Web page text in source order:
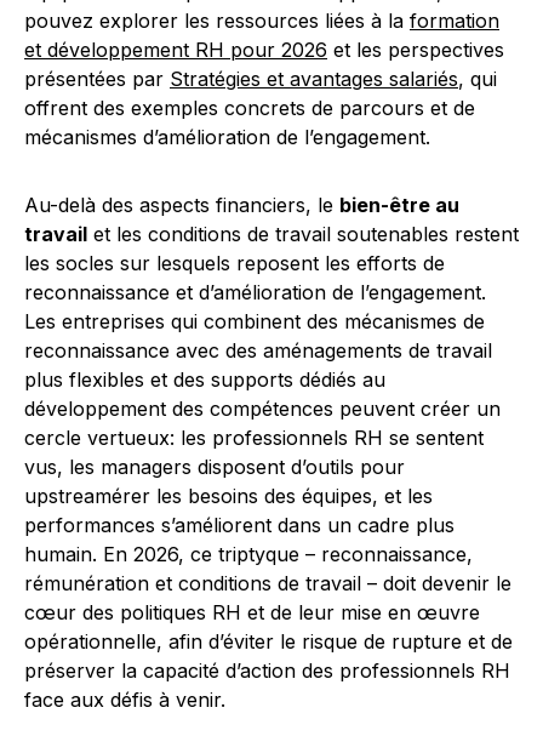
pouvez explorer les ressources liées à la formation
et développement RH pour 2026 et les perspectives
présentées par Stratégies et avantages salariés, qui
offrent des exemples concrets de parcours et de
mécanismes d’amélioration de l’engagement.
Au-delà des aspects financiers, le bien-être au
travail et les conditions de travail soutenables restent
les socles sur lesquels reposent les efforts de
reconnaissance et d’amélioration de l’engagement.
Les entreprises qui combinent des mécanismes de
reconnaissance avec des aménagements de travail
plus flexibles et des supports dédiés au
développement des compétences peuvent créer un
cercle vertueux: les professionnels RH se sentent
vus, les managers disposent d’outils pour
upstreamérer les besoins des équipes, et les
performances s’améliorent dans un cadre plus
humain. En 2026, ce triptyque – reconnaissance,
rémunération et conditions de travail – doit devenir le
cœur des politiques RH et de leur mise en œuvre
opérationnelle, afin d’éviter le risque de rupture et de
préserver la capacité d’action des professionnels RH
face aux défis à venir.